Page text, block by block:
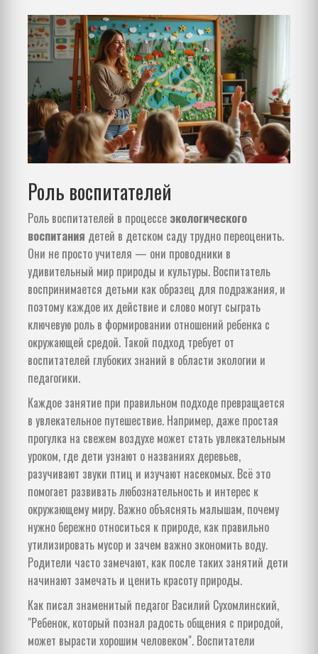
Роль воспитателей
Роль воспитателей в процессе экологического
воспитания детей в детском саду трудно переоценить.
Они не просто учителя — они проводники в
удивительный мир природы и культуры. Воспитатель
воспринимается детьми как образец для подражания, и
поэтому каждое их действие и слово могут сыграть
ключевую роль в формировании отношений ребенка с
окружающей средой. Такой подход требует от
воспитателей глубоких знаний в области экологии и
педагогики.
Каждое занятие при правильном подходе превращается
в увлекательное путешествие. Например, даже простая
прогулка на свежем воздухе может стать увлекательным
уроком, где дети узнают о названиях деревьев,
разучивают звуки птиц и изучают насекомых. Всё это
помогает развивать любознательность и интерес к
окружающему миру. Важно объяснять малышам, почему
нужно бережно относиться к природе, как правильно
утилизировать мусор и зачем важно экономить воду.
Родители часто замечают, как после таких занятий дети
начинают замечать и ценить красоту природы.
Как писал знаменитый педагог Василий Сухомлинский,
"Ребенок, который познал радость общения с природой,
может вырасти хорошим человеком". Воспитатели